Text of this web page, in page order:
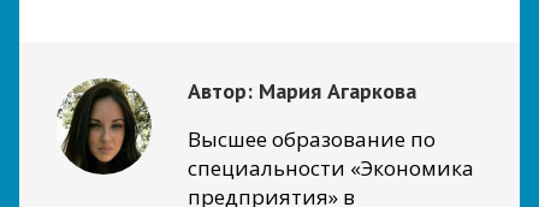
Автор: Мария Агаркова
Высшее образование по
специальности «Экономика
предприятия» в